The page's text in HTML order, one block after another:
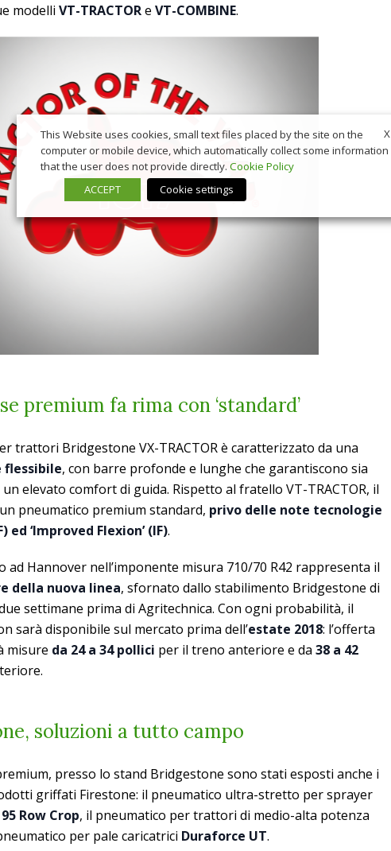
modelli VT-TRACTORe VT-COMBINE.
premium fa rima con ‘standard’
trattori Bridgestone VX-TRACTOR è caratterizzato da una
flessibile, con barre profonde e lunghe che garantiscono sia
elevato comfort di guida. Rispetto al fratello VT-TRACTOR, il
pneumatico premium standard, privo delle note tecnologie
ed ‘Improved Flexion’ (IF).
ad Hannover nell’imponente misura 710/70 R42 rappresenta il
della nuova linea, sfornato dallo stabilimento Bridgestone di
settimane prima di Agritechnica. Con ogni probabilità, il
sarà disponibile sul mercato prima dell’estate 2018: l’offerta
misure da 24 a 34 pollici per il treno anteriore e da 38 a 42
soluzioni a tutto campo
presso lo stand Bridgestone sono stati esposti anche i
griffati Firestone: il pneumatico ultra-stretto per sprayer
Row Crop, il pneumatico per trattori di medio-alta potenza
per pale caricatrici Duraforce UT.
X
This Website uses cookies, small text files placed by the site on the
computer or mobile device, which automatically collect some information
that the user does not provide directly. Cookie Policy
ACCEPT
Cookie settings